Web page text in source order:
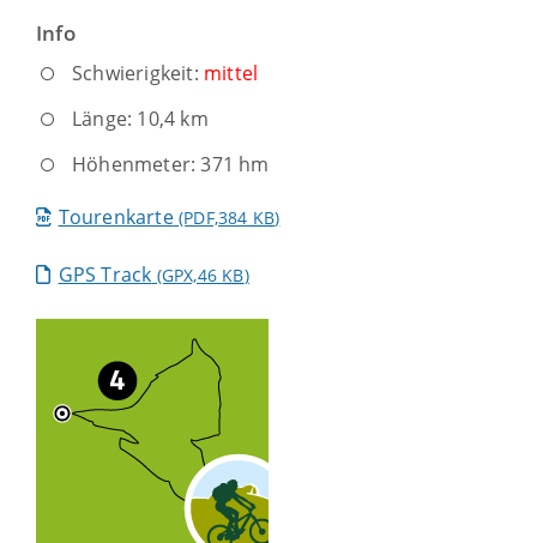
Info
Schwierigkeit: mittel
Länge: 10,4 km
Höhenmeter: 371 hm
Tourenkarte(PDF,384 KB)
GPS Track (GPX,46 KB)